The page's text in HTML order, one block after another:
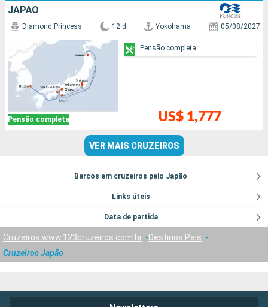
JAPÃO
Pensão completa
Diamond Princess 12 d Yokohama 05/08/2027
US$ 1,777
Pensão completa
VER MAIS CRUZEIROS
Barcos em cruzeiros pelo Japão
Links úteis
Data de partida
Cruzeiros www.123cruzeiros.com.br
Destinos País
Cruzeiros Japão